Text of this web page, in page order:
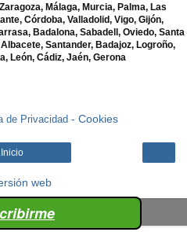
Málaga, Murcia, Palma, Las
Córdoba, Valladolid, Vigo, Gijón,
Badalona, Sabadell, Oviedo, Santa
Santander, Badajoz, Logroño,
León, Cádiz, Jaén, Gerona
de Privacidad - Cookies
Inicio
web
deBlogger